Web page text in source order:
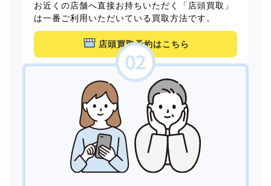
お近くの店舗へ直接お持ちいただく「店頭買取」
は一番ご利用いただいている買取方法です。
店頭買取予約はこちら